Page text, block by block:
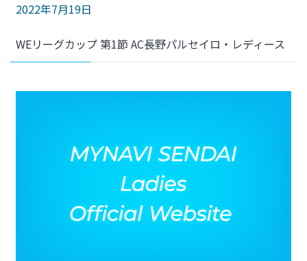
2022年7月19日
WEリーグカップ 第1節 AC長野パルセイロ・レディース